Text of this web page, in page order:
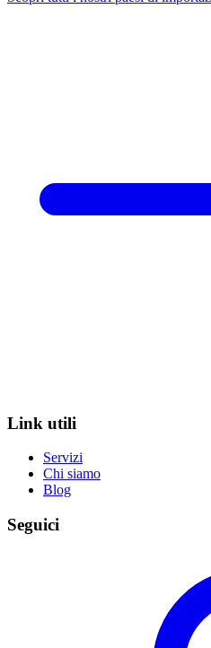
Link utili
Servizi
Chi siamo
Blog
Seguici